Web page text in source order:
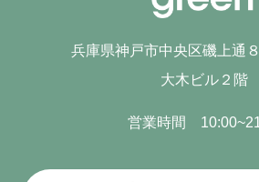
兵庫県神戸市中央区磯上通
大木ビル２階
営業時間